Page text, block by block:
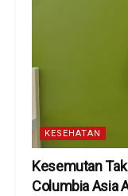
KESEHATAN
Kesemutan
Columbia Asia